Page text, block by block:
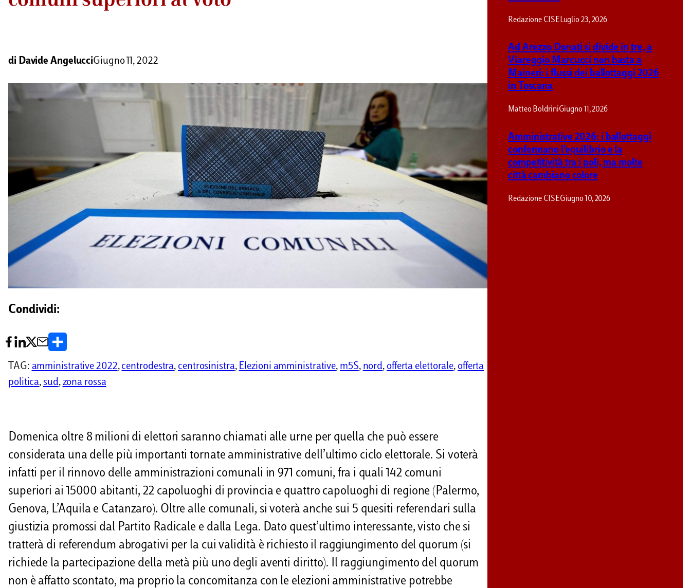
di Davide AngelucciGiugno 11, 2022
Condividi:
n
d
TAG: amministrative 2022, centrodestra, centrosinistra, Elezioni amministrative, m5S, nord, offerta elettorale, offerta
politica, sud, zona rossa
Domenica oltre 8 milioni di elettori saranno chiamati alle urne per quella che può essere
considerata una delle più importanti tornate amministrative dell’ultimo ciclo elettorale. Si voterà
infatti per il rinnovo delle amministrazioni comunali in 971 comuni, fra i quali 142 comuni
superiori ai 15000 abitanti, 22 capoluoghi di provincia e quattro capoluoghi di regione (Palermo,
Genova, L’Aquila e Catanzaro). Oltre alle comunali, si voterà anche sui 5 quesiti referendari sulla
giustizia promossi dal Partito Radicale e dalla Lega. Dato quest’ultimo interessante, visto che si
tratterà di referendum abrogativi per la cui validità è richiesto il raggiungimento del quorum (si
richiede la partecipazione della metà più uno degli aventi diritto). Il raggiungimento del quorum
non è affatto scontato, ma proprio la concomitanza con le elezioni amministrative potrebbe
Redazione CISE Luglio 23, 2026
Ad Arezzo Donati si divide in tre, a
Viareggio Marcucci non basta a
Maineri: i flussi dei ballottaggi 2026
in Toscana
Matteo BoldriniGiugno 11, 2026
Amministrative 2026: i ballottaggi
confermano l’equilibrio e la
competitività tra i poli, ma molte
città cambiano colore
Redazione CISEGiugno 10, 2026